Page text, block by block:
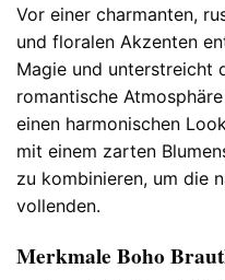
Vor einer charmanten,
und floralen Akzenten
Magie und unterstreicht
romantische
einen harmonischen
mit einem zarten
zu kombinieren, um die
vollenden.
Merkmale Boho